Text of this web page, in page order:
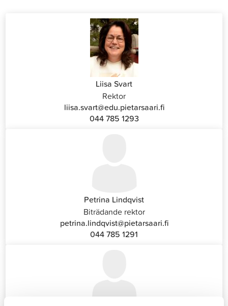
Liisa Svart
Rektor
liisa.svart@edu.pietarsaari.fi
044 785 1293
Petrina Lindqvist
Biträdande rektor
petrina.lindqvist@pietarsaari.fi
044 785 1291